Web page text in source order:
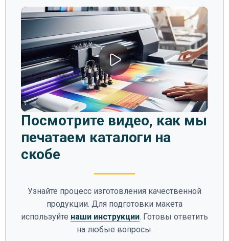
Посмотрите видео, как мы
печатаем каталоги на
скобе
Узнайте процесс изготовления качественной
продукции. Для подготовки макета
используйте наши инструкции. Готовы ответить
на любые вопросы.